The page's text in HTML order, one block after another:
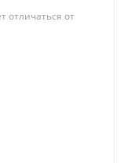
отличаться от